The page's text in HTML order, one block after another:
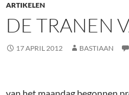
ARTIKELEN
DE TRANEN
17 APRIL 2012 BASTIAAN